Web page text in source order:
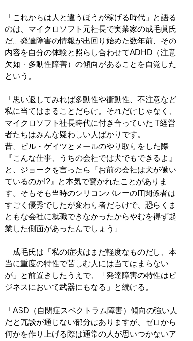
「これからは人と違うほうが稼げる時代」と語る
のは、マイクロソフト元社長で実業家の成毛眞氏
だ。発達障害の情報が出回り始めた数年前、その
内容を自分の体験と照らし合わせてADHD（注意
欠如・多動性障害）の傾向があることを自覚した
という。
「思い返してみれば多動性や衝動性、不注意など
私に当てはまることだらけ。それだけじゃなく、
マイクロソフト社長時代に付き合っていたIT経営
者たちはみんな疑わしい人ばかりです。
昔、ビル・ゲイツとメールのやり取りをした際
『こんな仕事、うちの会社では犬でもできるよ』
と、ジョークを言ったら『お前の会社は犬が働い
ているのか!?』と本気で驚かれたことがありま
す。そもそも当時のシリコンバレーのIT関係者は
すごく優秀でしたが変わり者だらけで、恐らくま
ともな会社に就職できなかったからやむを得ず起
業した側面があったんでしょう」
成毛氏は「私の症状はまだ軽度なものだし、本
当に重度の特性で苦しむ人には当てはまらない
が」と前置きしたうえで、「発達障害の特性はビ
ジネスにおいて武器にもなる」と続ける。
「ASD（自閉症スペクトラム障害）傾向の強い人
だと冗談が通じない部分はありますが、ゼロから
何かを作り上げる際は通常の人が思いつかないア